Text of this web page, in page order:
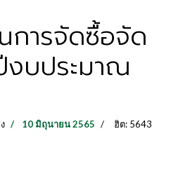
การจัดซื้อจัด
งบประมาณ
10 มิถุนายน 2565 ฮิต: 5643